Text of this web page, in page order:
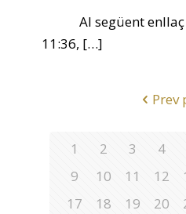
Al següent enllaç
11:36, […]
Prev
1 2 3 4
9
10 11 12
17
18 19 20